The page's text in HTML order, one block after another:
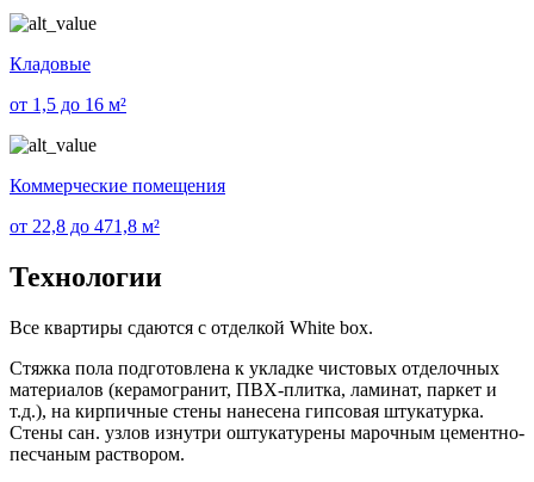
Кладовые
от 1,5 до 16 м²
Коммерческие помещения
от 22,8 до 471,8 м²
Технологии
Все квартиры сдаются с отделкой White box.
Стяжка пола подготовлена к укладке чистовых отделочных
материалов (керамогранит, ПВХ-плитка, ламинат, паркет и
т.д.), на кирпичные стены нанесена гипсовая штукатурка.
Стены сан. узлов изнутри оштукатурены марочным цементно-
песчаным раствором.